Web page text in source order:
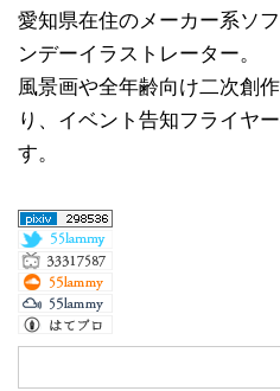
愛知県在住のメーカー系ソ
ンデーイラストレーター。
風景画や全年齢向け二次創
り、イベント告知フライヤ
す。